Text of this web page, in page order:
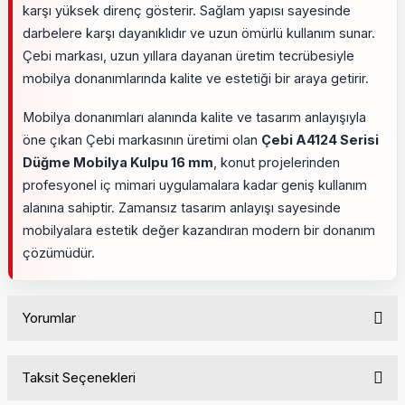
karşı yüksek direnç gösterir. Sağlam yapısı sayesinde
darbelere karşı dayanıklıdır ve uzun ömürlü kullanım sunar.
Çebi markası, uzun yıllara dayanan üretim tecrübesiyle
mobilya donanımlarında kalite ve estetiği bir araya getirir.
Mobilya donanımları alanında kalite ve tasarım anlayışıyla
öne çıkan Çebi markasının üretimi olan Çebi A4124 Serisi
Düğme Mobilya Kulpu 16 mm , konut projelerinden
profesyonel iç mimari uygulamalara kadar geniş kullanım
alanına sahiptir. Zamansız tasarım anlayışı sayesinde
mobilyalara estetik değer kazandıran modern bir donanım
çözümüdür.
Yorumlar
Taksit Seçenekleri